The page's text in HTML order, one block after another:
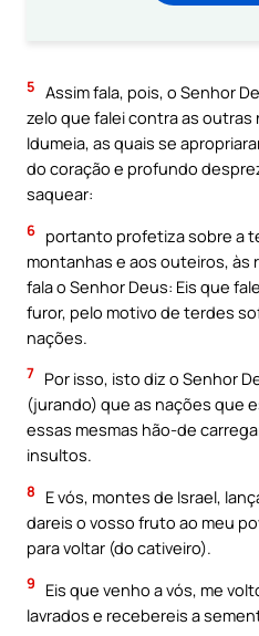
5 Assim fala, pois, o Senhor
zelo que falei contra as
Idumeia, as quais se
do coração e profundo
saquear:
6 portanto profetiza sobre a
montanhas e aos outeiros, às
fala o Senhor Deus: Eis que
furor, pelo motivo de terdes
nações.
7 Por isso, isto diz o Senhor
(jurando) que as nações que
essas mesmas hão-de
insultos.
8
E vós, montes de Israel,
dareis o vosso fruto ao meu
para voltar (do cativeiro).
9
Eis que venho a vós, me
lavrados e recebereis a